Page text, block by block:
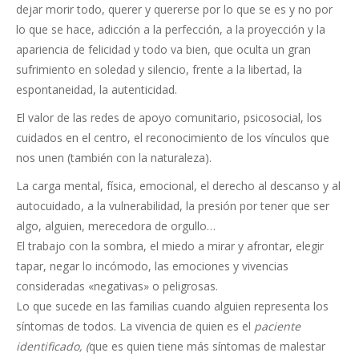
dejar morir todo, querer y quererse por lo que se es y no por
lo que se hace, adicción a la perfección, a la proyección y la
apariencia de felicidad y todo va bien, que oculta un gran
sufrimiento en soledad y silencio, frente a la libertad, la
espontaneidad, la autenticidad.
El valor de las redes de apoyo comunitario, psicosocial, los
cuidados en el centro, el reconocimiento de los vínculos que
nos unen (también con la naturaleza).
La carga mental, física, emocional, el derecho al descanso y al
autocuidado, a la vulnerabilidad, la presión por tener que ser
algo, alguien, merecedora de orgullo…
El trabajo con la sombra, el miedo a mirar y afrontar, elegir
tapar, negar lo incómodo, las emociones y vivencias
consideradas «negativas» o peligrosas.
Lo que sucede en las familias cuando alguien representa los
síntomas de todos. La vivencia de quien es el paciente
identificado, (que es quien tiene más síntomas de malestar